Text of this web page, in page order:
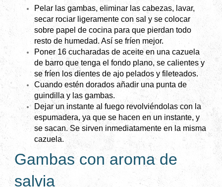
Pelar las gambas, eliminar las cabezas, lavar,
secar rociar ligeramente con sal y se colocar
sobre papel de cocina para que pierdan todo
resto de humedad. Así se fríen mejor.
Poner 16 cucharadas de aceite en una cazuela
de barro que tenga el fondo plano, se calientes y
se fríen los dientes de ajo pelados y fileteados.
Cuando estén dorados añadir una punta de
guindilla y las gambas.
Dejar un instante al fuego revolviéndolas con la
espumadera, ya que se hacen en un instante, y
se sacan. Se sirven inmediatamente en la misma
cazuela.
Gambas con aroma de
salvia